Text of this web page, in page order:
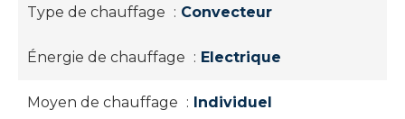
Type de chauffage Convecteur
Énergie de chauffage Electrique
Moyen de chauffage Individuel